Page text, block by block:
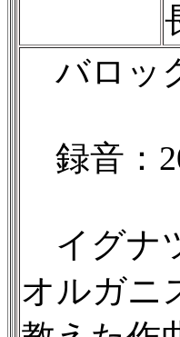
バロッ
録音：
イグナ
オルガニ